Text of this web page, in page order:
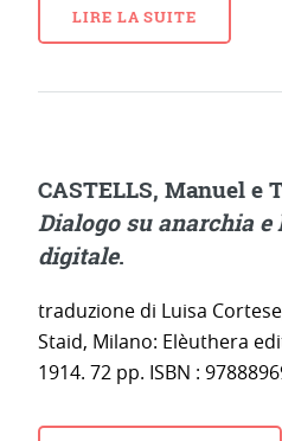
LIRE LA SUITE
CASTELLS, Manuel e
Dialogo su anarchia e
digitale.
traduzione di Luisa
Staid, Milano: Elèuthera
1914. 72 pp. ISBN :